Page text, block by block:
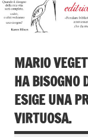
MARIO
HA BISOGNO
ESIGE UNA
VIRTUOSA.